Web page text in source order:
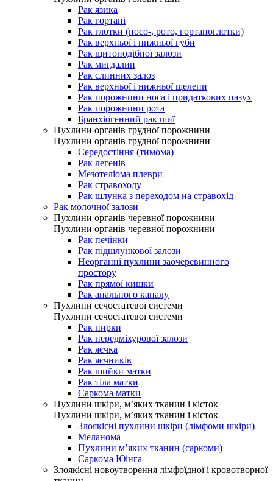
Рак язика
Рак гортані
Рак глотки (носо-, рото, гортаноглотки)
Рак верхньої і нижньої губи
Рак щитоподібної залози
Рак мигдалин
Рак слинних залоз
Рак верхньої і нижньої щелепи
Рак порожнини носа і придаткових пазух
Рак порожнини рота
Бранхіогенний рак шиї
Пухлини органів грудної порожнини
Пухлини органів грудної порожнини
Середостіння (тимома)
Рак легенів
Мезотеліома плеври
Рак стравоходу
Рак шлунка з переходом на стравохід
Рак молочної залози
Пухлини органів черевної порожнини
Пухлини органів черевної порожнини
Рак печінки
Рак підшлункової залози
Неорганні пухлини заочеревинного
простору
Рак прямої кишки
Рак анального каналу
Пухлини сечостатевої системи
Пухлини сечостатевої системи
Рак нирки
Рак передміхурової залози
Рак яєчка
Рак яєчників
Рак шийки матки
Рак тіла матки
Саркома матки
Пухлини шкіри, м’яких тканин і кісток
Пухлини шкіри, м’яких тканин і кісток
Злоякісні пухлини шкіри (лімфоми шкіри)
Меланома
Пухлини м’яких тканин (саркоми)
Саркома Юінга
Злоякісні новоутворення лімфоїдної і кровотворної